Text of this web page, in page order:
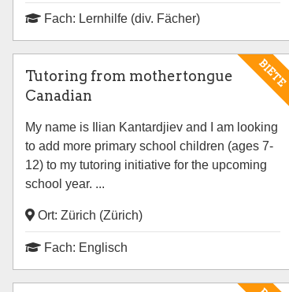
Fach: Lernhilfe (div. Fächer)
BIETE
Tutoring from mothertongue
Canadian
My name is Ilian Kantardjiev and I am looking
to add more primary school children (ages 7-
12) to my tutoring initiative for the upcoming
school year. ...
Ort: Zürich (Zürich)
Fach: Englisch